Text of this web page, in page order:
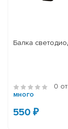
Балка
0
много
550 ₽